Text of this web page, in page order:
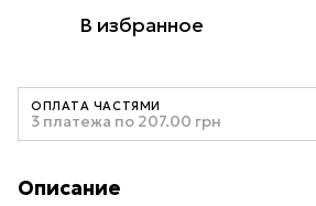
В избранное
ОПЛАТА ЧАСТЯМИ
3 платежа по 207.00 грн
Описание